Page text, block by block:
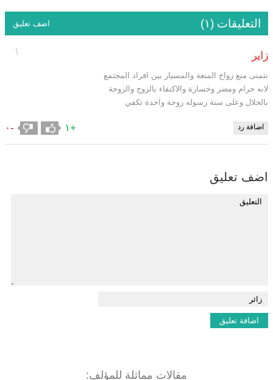
التعليقات (١) اضف تعليق
١ زاير
نتمنى منع زواج المتعة والمسيار بين افراد المجتمع
لانه حرام ومضر وخسارة والاكتفاء بالزوج والزوجة
بالحلال وعلى سنة رسوله زوجة واحدة تكفي
اضافة رد +١ -٠
اضف تعليق
مقالات مماثلة للمؤلف: